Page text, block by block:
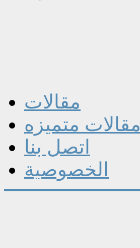
مقالات
مقالات متميزه
اتصل بنا
الخصوصية